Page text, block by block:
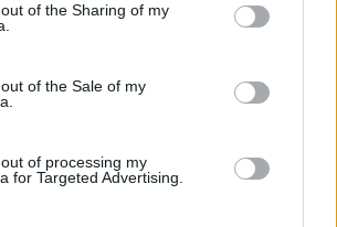
of the Sharing of my
of the Sale of my
of processing my
for Targeted Advertising.
Angststörung innere Unruhe
war die Hölle niemand wusste was los
Psychiater bekam dann sofort
Tag und Nacht,mit der Zeit hat es
aber ich fühlte mich nicht richtig